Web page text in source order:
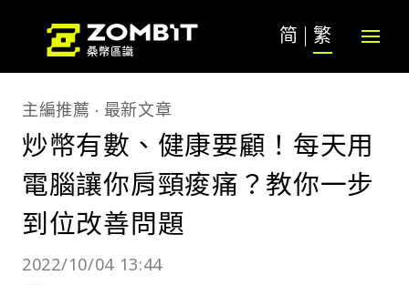
简 繁
主編推薦 最新文章
炒幣有數、健康要顧！每天用
電腦讓你肩頸痠痛？教你一步
到位改善問題
2022/10/04 13:44